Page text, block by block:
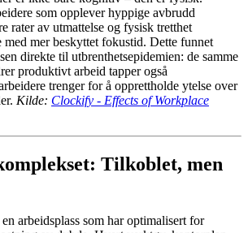
som opplever hyppige avbrudd
rater av utmattelse og fysisk tretthet
med mer beskyttet fokustid. Dette funnet
direkte til utbrenthetsepidemien: de samme
produktivt arbeid tapper også
trenger for å opprettholde ytelse over
Kilde: Clockify - Effects of Workplace
Tilkoblet, men
arbeidsplass som har optimalisert for